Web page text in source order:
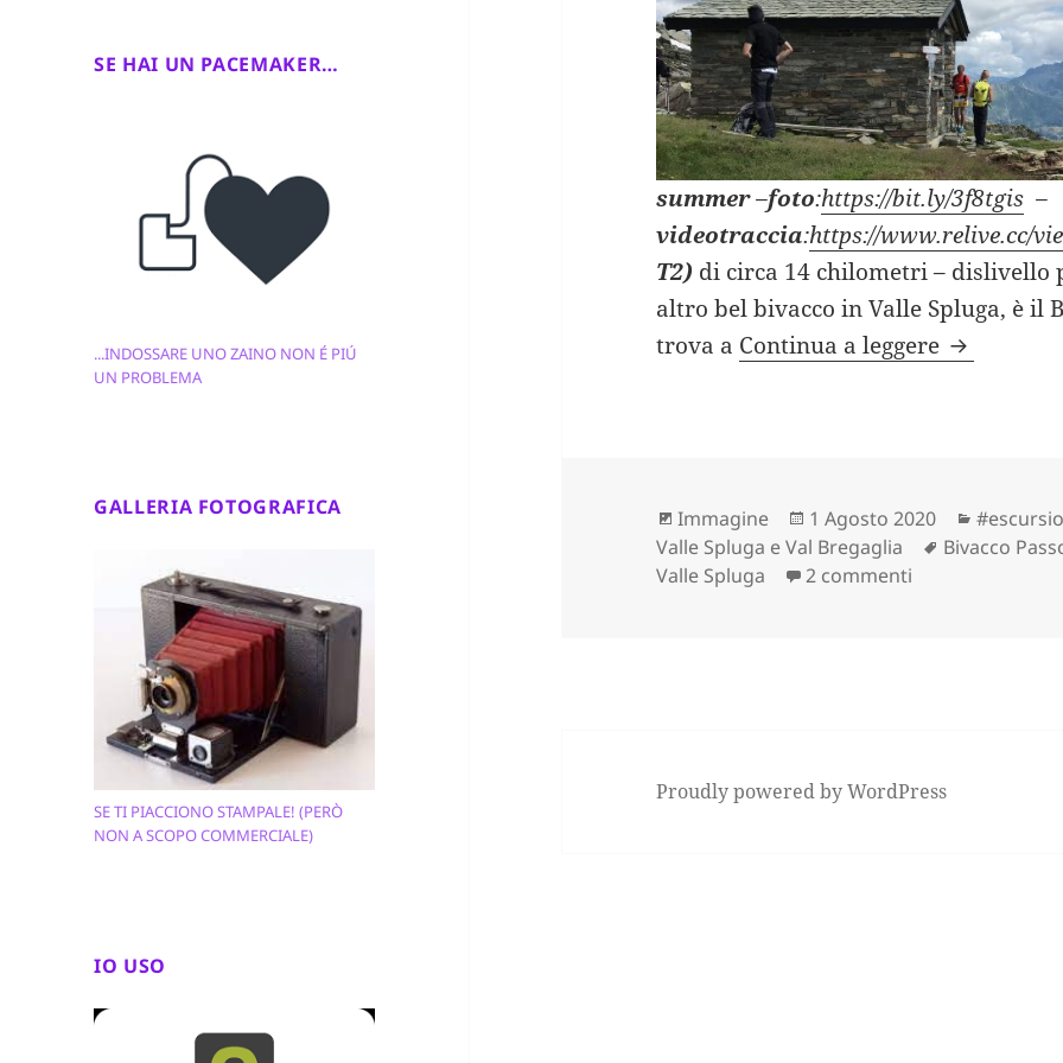
SE HAI UN PACEMAKER…
...INDOSSARE UNO ZAINO NON É PIÚ
UN PROBLEMA
GALLERIA FOTOGRAFICA
SE TI PIACCIONO STAMPALE! (PERÒ
NON A SCOPO COMMERCIALE)
IO USO
summer–foto:https://bit.ly/3f8tgis –
videotraccia:https://www.relive.cc/
T2) di circa 14 chilometri – dislivello
altro bel bivacco in Valle Spluga, è il
trova a Continua a leggere BIVACCO
Formato
Immagine
Scritto
il
1 Agosto 2020 Categorie
Valle Spluga e Val Bregaglia
Tag
Bivacco
Valle Spluga
2 commenti
Proudly powered by WordPress